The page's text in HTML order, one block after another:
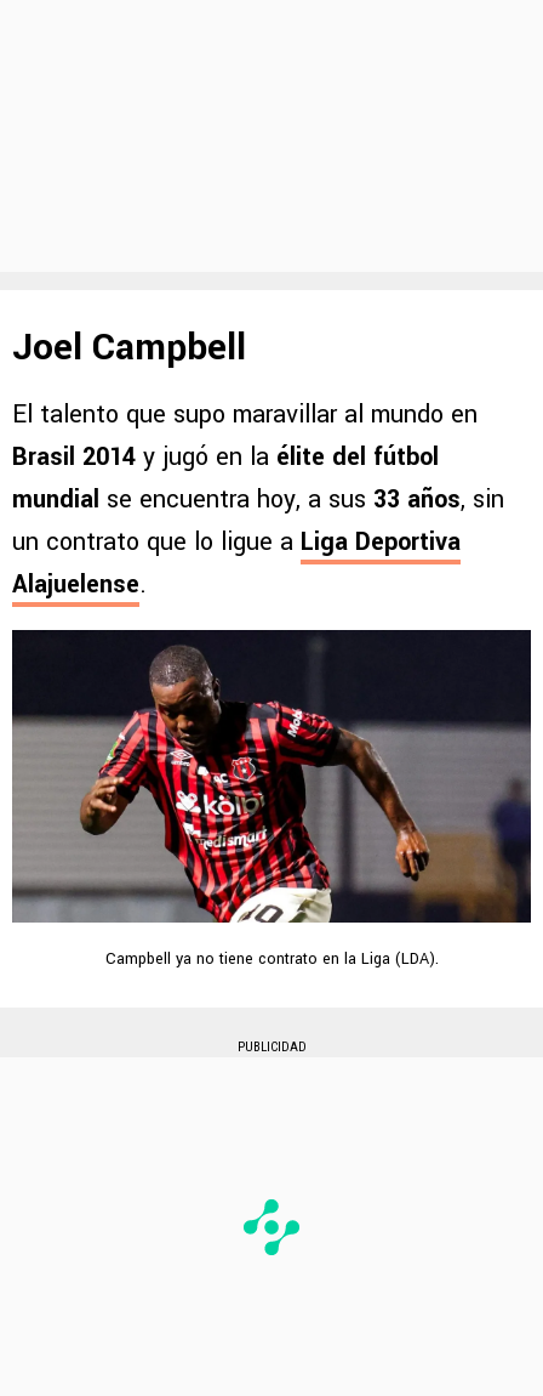
Joel Campbell
El talento que supo maravillar al mundo en
Brasil 2014 y jugó en la élite del fútbol
mundial se encuentra hoy, a sus 33 años, sin
un contrato que lo ligue a Liga Deportiva
Alajuelense.
Campbell ya no tiene contrato en la Liga (LDA).
PUBLICIDAD